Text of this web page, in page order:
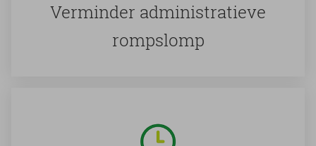
Ver­min­der ad­mi­ni­stra­tie­ve
romp­slomp